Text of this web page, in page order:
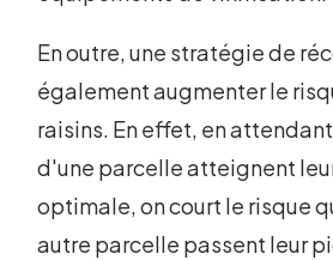
En outre, une stratégie de
également augmenter le
raisins. En effet, en
d'une parcelle atteignent
optimale, on court le risque
autre parcelle passent leur